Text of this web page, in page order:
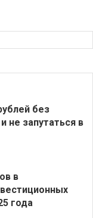
без
не запутаться в
в
года